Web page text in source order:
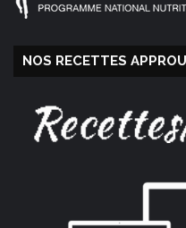
NOS RECETTES